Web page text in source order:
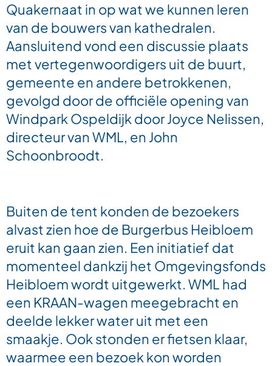
Quakernaat in op wat we kunnen leren
van de bouwers van kathedralen.
Aansluitend vond een discussie plaats
met vertegenwoordigers uit de buurt,
gemeente en andere betrokkenen,
gevolgd door de officiële opening van
Windpark Ospeldijk door Joyce Nelissen,
directeur van WML, en John
Schoonbroodt.
Buiten de tent konden de bezoekers
alvast zien hoe de Burgerbus Heibloem
eruit kan gaan zien. Een initiatief dat
momenteel dankzij het Omgevingsfonds
Heibloem wordt uitgewerkt. WML had
een KRAAN-wagen meegebracht en
deelde lekker water uit met een
smaakje. Ook stonden er fietsen klaar,
waarmee een bezoek kon worden